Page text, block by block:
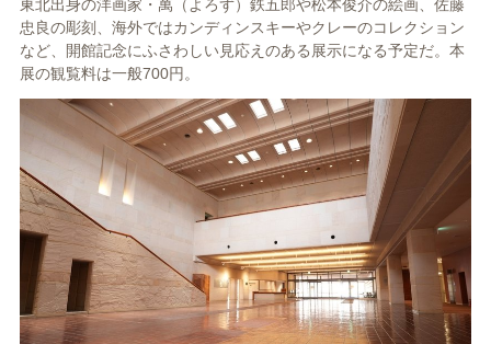
東北出身の洋画家・萬（よろず）鉄五郎や松本俊介の絵画、佐藤
忠良の彫刻、海外ではカンディンスキーやクレーのコレクション
など、開館記念にふさわしい見応えのある展示になる予定だ。本
展の観覧料は一般700円。